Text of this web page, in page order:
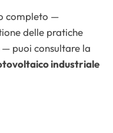
completo —
delle pratiche
puoi consultare la
industriale